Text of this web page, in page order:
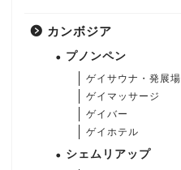
カンボジア
プノンペン
ゲイサウナ・発展場
ゲイマッサージ
ゲイバー
ゲイホテル
シェムリアップ